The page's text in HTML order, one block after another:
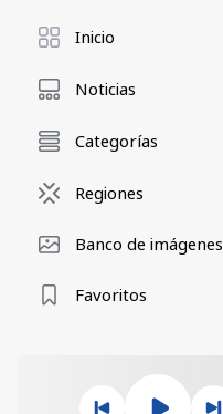
Inicio
Noticias
Categorías
Regiones
Banco de imágenes
Favoritos